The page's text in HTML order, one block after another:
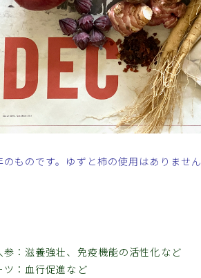
ものです。ゆずと柿の使用はありません
参：滋養強壮、免疫機能の活性化など
ツ：血行促進など